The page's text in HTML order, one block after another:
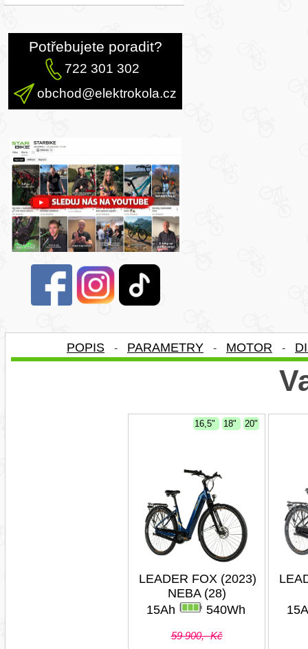
Potřebujete poradit?
722 301 302
obchod@elektrokola.cz
POPIS - PARAMETRY - MOTOR -
16,5" 18" 20"
LEADER FOX (2023)
NEBA (28)
15Ah
540Wh
59 900,- Kč